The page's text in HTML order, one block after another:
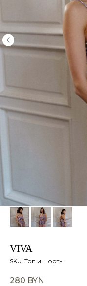
VIVA
SKU: Топ и шорты
280 BYN